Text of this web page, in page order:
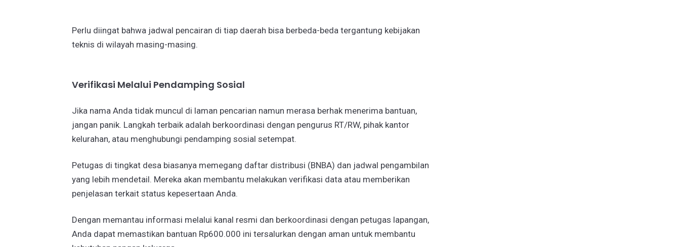
Perlu diingat bahwa jadwal pencairan di tiap daerah bisa berbeda-beda tergantung kebijakan
teknis di wilayah masing-masing.
​Verifikasi Melalui Pendamping Sosial
​Jika nama Anda tidak muncul di laman pencarian namun merasa berhak menerima bantuan,
jangan panik. Langkah terbaik adalah berkoordinasi dengan pengurus RT/RW, pihak kantor
kelurahan, atau menghubungi pendamping sosial setempat.
​Petugas di tingkat desa biasanya memegang daftar distribusi (BNBA) dan jadwal pengambilan
yang lebih mendetail. Mereka akan membantu melakukan verifikasi data atau memberikan
penjelasan terkait status kepesertaan Anda.
​Dengan memantau informasi melalui kanal resmi dan berkoordinasi dengan petugas lapangan,
Anda dapat memastikan bantuan Rp600.000 ini tersalurkan dengan aman untuk membantu